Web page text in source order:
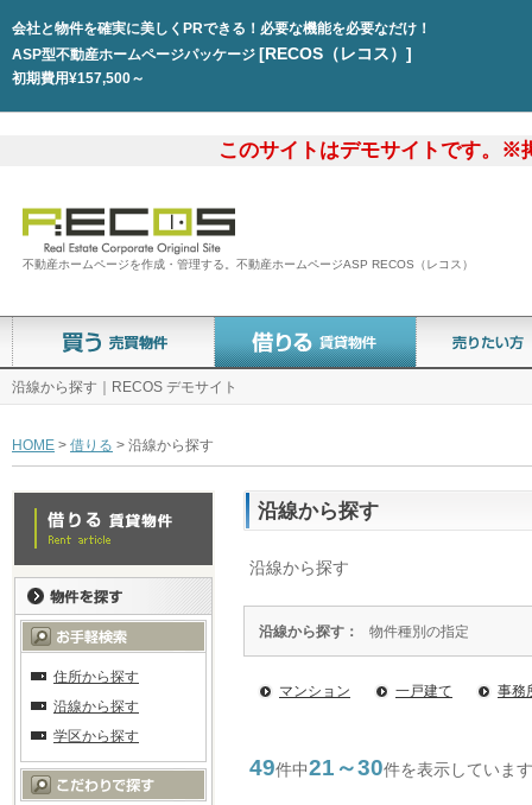
会社と物件を確実に美しくPRできる！必要な機能を必要なだけ！
ASP型不動産ホームページパッケージ [RECOS（レコス）]
初期費用¥157,500～
このサイトはデモサイトです。※
不動産ホームページを作成・管理する。不動産ホームページASP RECOS（レコス）
沿線から探す｜RECOS デモサイト
HOME > 借りる > 沿線から探す
沿線から探す
沿線から探す
沿線から探す： 物件種別の指定
マンション 一戸建て 事務
49件中21～30件を表示していま
住所から探す
沿線から探す
学区から探す